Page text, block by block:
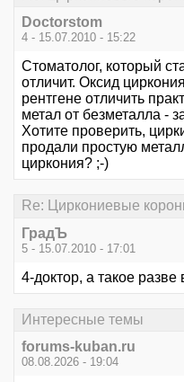
Doctorstom
4 - 15.07.2010 - 15:22
Стоматолог, который
отличит. Оксид
рентгене отличить
метал от безметалла -
Хотите проверить,
продали простую
циркония? ;-)
Re: Циркониевые
ГрадЪ
5 - 15.07.2010 - 17:01
4-доктор, а такое
Интересные темы
forums-kuban.ru
08.08.2026 - 19:04